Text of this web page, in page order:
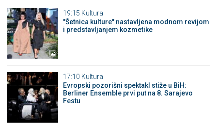
19:15 Kultura
"Šetnica kulture" nastavljena modnom revijom
i predstavljanjem kozmetike
17:10 Kultura
Evropski pozorišni spektakl stiže u BiH:
Berliner Ensemble prvi put na 8. Sarajevo
Festu